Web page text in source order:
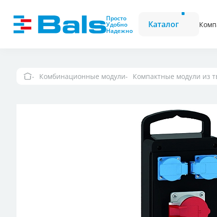
Просто
Удобно
Надежно
Каталог
Вилки и розетки Вилки CEE
Вилки и
Настенные
выключателем
Комбинационные модули Компактные модули из